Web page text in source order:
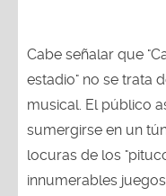
Cabe señalar que
estadio" no se trata
musical. El público
sumergirse en un
locuras de los
innumerables